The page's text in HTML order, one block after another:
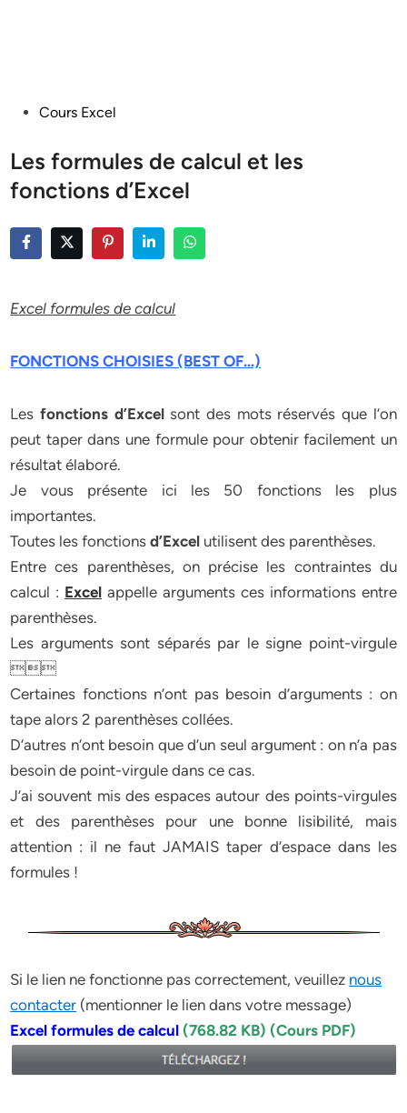
PostedCours Excel
Les formules de calcul et les
fonctions d’Excel
Excel formules de calcul
FONCTIONS CHOISIES (BEST OF…)
Les fonctions d’Excelsont des mots réservés que l’on
peut taper dans une formule pour obtenir facilement un
résultat élaboré.
Je vous présente ici les 50 fonctions les plus
importantes.
Toutes les fonctionsd’Excel utilisent des parenthèses.
Entre ces parenthèses, on précise les contraintes du
calcul : Excel appelle arguments ces informations entre
parenthèses.
Les arguments sont séparés par le signe point-virgule

Certaines fonctions n’ont pas besoin d’arguments : on
tape alors 2 parenthèses collées.
D’autres n’ont besoin que d’un seul argument : on n’a pas
besoin de point-virgule dans ce cas.
J’ai souvent mis des espaces autour des points-virgules
et des parenthèses pour une bonne lisibilité, mais
attention : il ne faut JAMAIS taper d’espace dans les
formules !
Si le lien ne fonctionne pas correctement, veuillez nous
contacter (mentionner le lien dans votre message)
Excel formules de calcul(768.82 KB) (Cours PDF)